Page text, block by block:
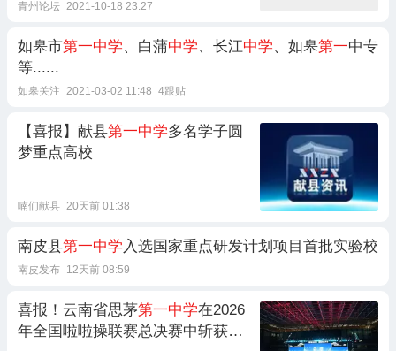
青州论坛 2021-10-18 23:27
如皋市第一中学、白蒲中学、长江中学、如皋第一中专
等......
如皋关注 2021-03-02 11:48 4跟贴
【喜报】献县第一中学多名学子圆
梦重点高校
喃们献县 20天前 01:38
南皮县第一中学入选国家重点研发计划项目首批实验校
南皮发布 12天前 08:59
喜报！云南省思茅第一中学在2026
年全国啦啦操联赛总决赛中斩获3